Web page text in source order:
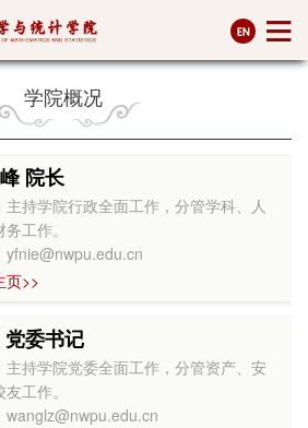
学院概况
院长
主持学院行政全面工作，分管学科、人
工作。
yfnie@nwpu.edu.cn
页>>
委书记
主持学院党委全面工作，分管资产、安
工作。
wanglz@nwpu.edu.cn